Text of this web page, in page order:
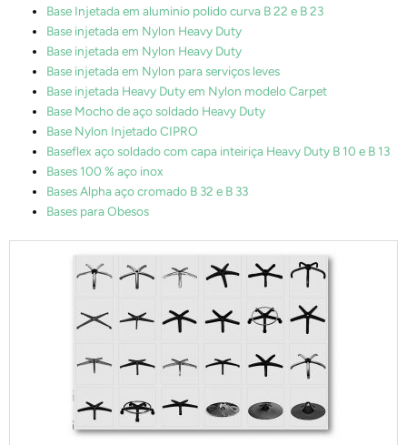
Base Injetada em aluminio polido curva B 22 e B 23
Base injetada em Nylon Heavy Duty
Base injetada em Nylon Heavy Duty
Base injetada em Nylon para serviços leves
Base injetada Heavy Duty em Nylon modelo Carpet
Base Mocho de aço soldado Heavy Duty
Base Nylon Injetado CIPRO
Baseflex aço soldado com capa inteiriça Heavy Duty B 10 e B 13
Bases 100 % aço inox
Bases Alpha aço cromado B 32 e B 33
Bases para Obesos